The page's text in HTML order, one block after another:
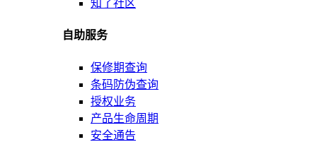
知了社区
自助服务
保修期查询
条码防伪查询
授权业务
产品生命周期
安全通告